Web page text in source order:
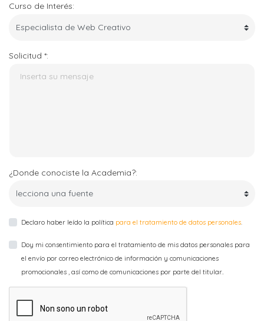
Curso de Interés:
Solicitud *:
¿Donde conociste la Academia?:
Declaro haber leído la política para el tratamiento de datos personales.
Doy mi consentimiento para el tratamiento de mis datos personales para
el envío por correo electrónico de información y comunicaciones
promocionales , así como de comunicaciones por parte del titular..